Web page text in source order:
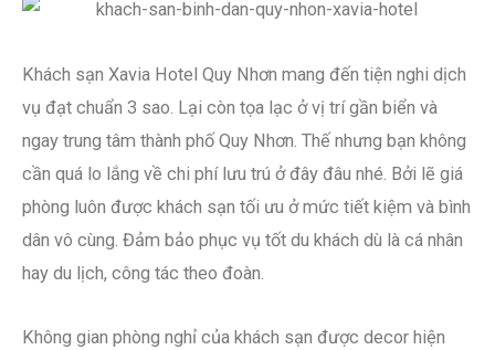
Khách sạn Xavia Hotel Quy Nhơn mang đến tiện nghi dịch
vụ đạt chuẩn 3 sao. Lại còn tọa lạc ở vị trí gần biển và
ngay trung tâm thành phố Quy Nhơn. Thế nhưng bạn không
cần quá lo lắng về chi phí lưu trú ở đây đâu nhé. Bởi lẽ giá
phòng luôn được khách sạn tối ưu ở mức tiết kiệm và bình
dân vô cùng. Đảm bảo phục vụ tốt du khách dù là cá nhân
hay du lịch, công tác theo đoàn.
Không gian phòng nghỉ của khách sạn được decor hiện